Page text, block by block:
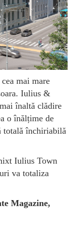
mai mare
Iulius &
înaltă clădire
o înălțime de
totală închiriabilă
Iulius Town
va totaliza
Magazine,